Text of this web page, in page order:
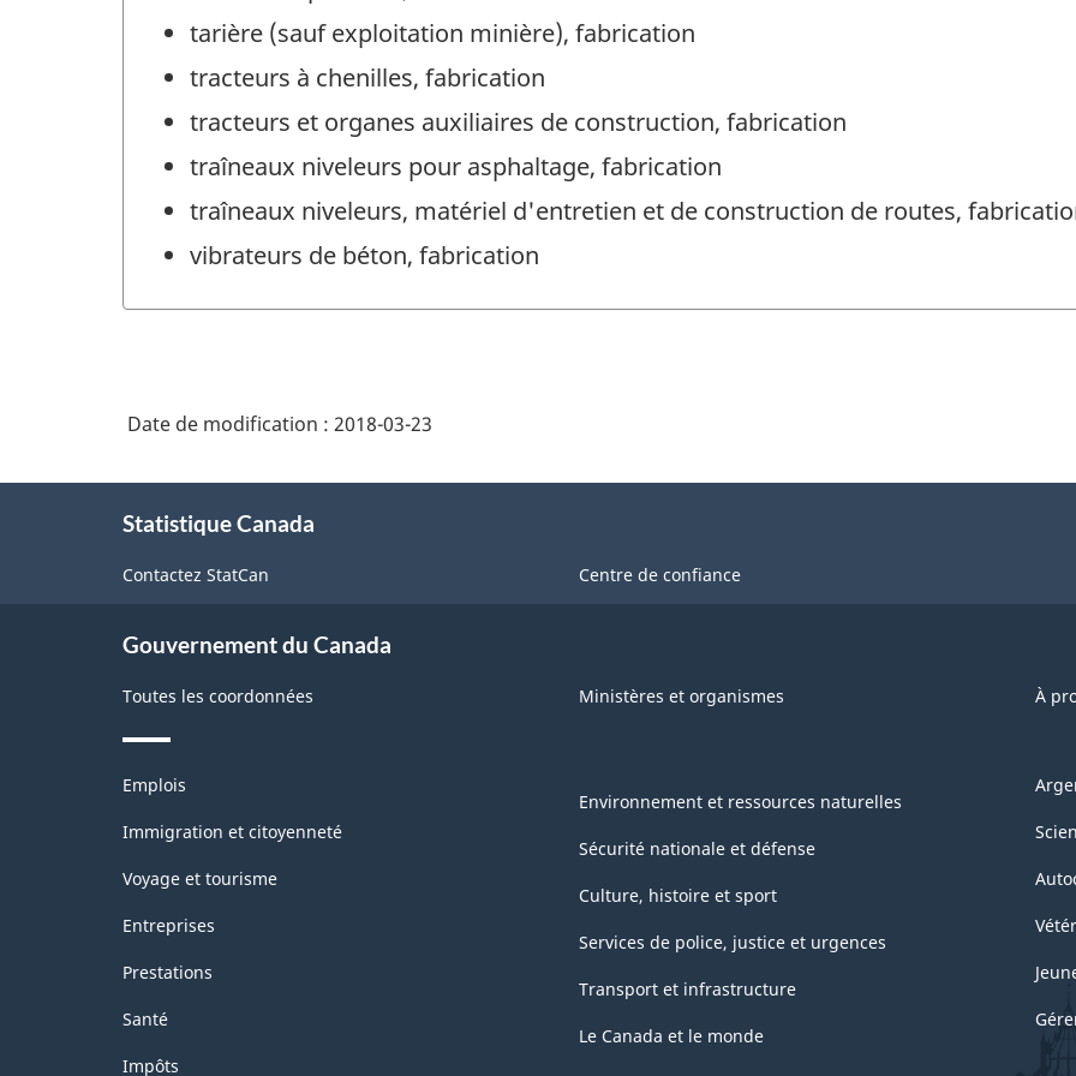
tarière (sauf exploitation minière), fabrication
tracteurs à chenilles, fabrication
tracteurs et organes auxiliaires de construction, fabrication
traîneaux niveleurs pour asphaltage, fabrication
traîneaux niveleurs, matériel d'entretien et de construction de routes,
vibrateurs de béton, fabrication
Date de modification : 2018-03-23
Statistique Canada
Contactez StatCan Centre de confiance
Gouvernement du Canada
Toutes les coordonnées Ministères et organismes À
Thèmes
sujets
Emplois
Immigration et citoyenneté
Voyage et tourisme
Entreprises
Prestations
Santé
Impôts
Environnement et ressources naturelles
Sécurité nationale et défense
Culture, histoire et sport
Services de police, justice et urgences
Transport et infrastructure
Le Canada et le monde